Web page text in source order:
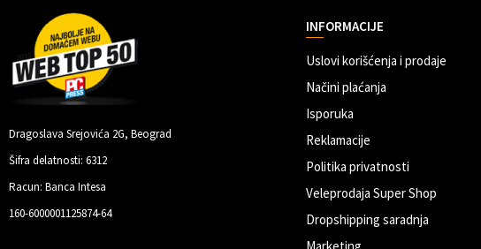
Dragoslava Srejovića 2G, Beograd
Šifra delatnosti: 6312
Racun: Banca Intesa
160-6000001125874-64
INFORMACIJE
Uslovi korišćenja i prodaje
Načini plaćanja
Isporuka
Reklamacije
Politika privatnosti
Veleprodaja Super Shop
Dropshipping saradnja